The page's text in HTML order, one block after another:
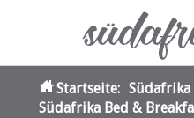
Startseite: Südafrika
Südafrika Bed &